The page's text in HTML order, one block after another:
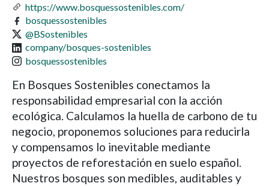
https://www.bosquessostenibles.com/
bosquessostenibles
@BSostenibles
company/bosques-sostenibles
bosquessostenibles
En Bosques Sostenibles conectamos la
responsabilidad empresarial con la acción
ecológica. Calculamos la huella de carbono de tu
negocio, proponemos soluciones para reducirla
y compensamos lo inevitable mediante
proyectos de reforestación en suelo español.
Nuestros bosques son medibles, auditables y